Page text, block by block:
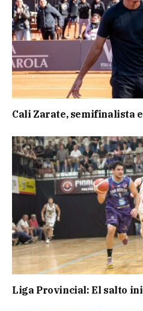
Cali Zarate, semifinalista
Liga Provincial: El salto